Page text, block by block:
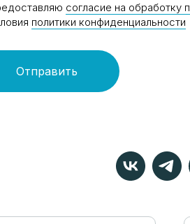
согласие на обработку
политики конфиденциальности
Отправить